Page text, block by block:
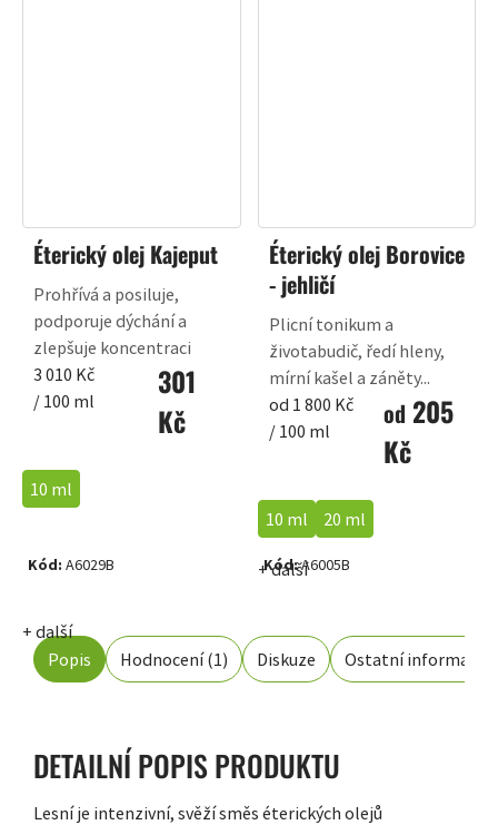
Éterický olej Kajeput
301
Kč
Měrná
cena:
3 010 Kč
/ 100 ml
Prohřívá a posiluje,
podporuje dýchání a
zlepšuje koncentraci
10 ml
+ další
Kód: A6029B
Éterický olej Borovice
- jehličí
od 205
Kč
Měrná
cena:
od 1 800 Kč
/ 100 ml
Plicní tonikum a
životabudič, ředí hleny,
mírní kašel a záněty...
10 ml 20 ml
+ další
Kód:A6005B
Popis Hodnocení (1) Diskuze Ostatní informace
DETAILNÍ POPIS PRODUKTU
Lesní je intenzivní, svěží směs éterických olejů